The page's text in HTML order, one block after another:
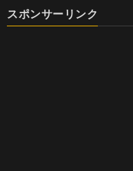
スポンサーリンク